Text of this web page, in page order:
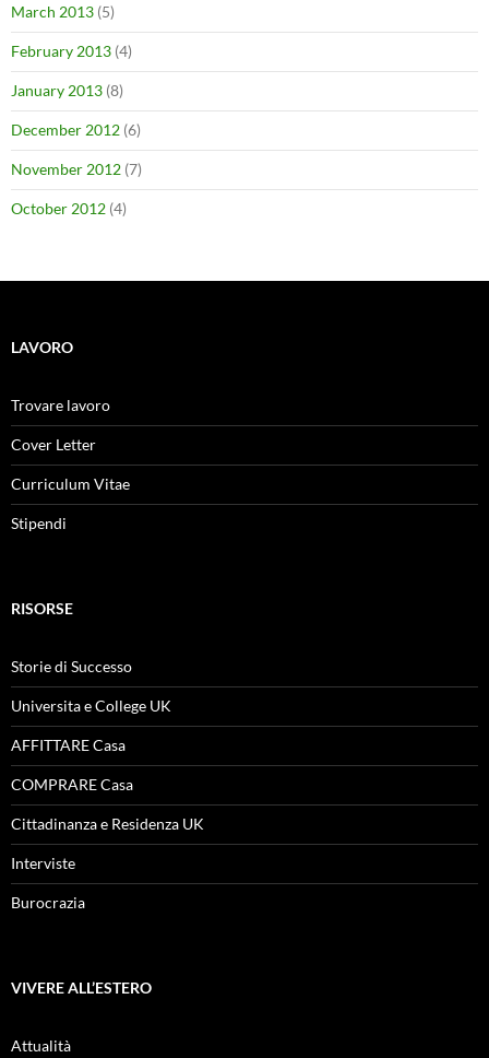
March 2013 (5)
February 2013 (4)
January 2013 (8)
December 2012 (6)
November 2012 (7)
October 2012 (4)
LAVORO
Trovare lavoro
Cover Letter
Curriculum Vitae
Stipendi
RISORSE
Storie di Successo
Universita e College UK
AFFITTARE Casa
COMPRARE Casa
Cittadinanza e Residenza UK
Interviste
Burocrazia
VIVERE ALL’ESTERO
Attualità